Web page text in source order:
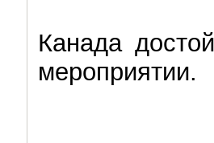
Канада
мероприятии.